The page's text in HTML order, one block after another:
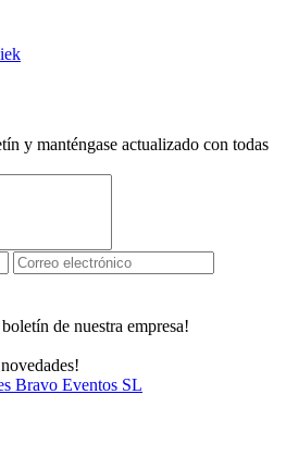
y manténgase actualizado con todas
de nuestra empresa!